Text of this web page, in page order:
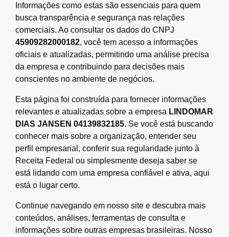
Informações como estas são essenciais para quem
busca transparência e segurança nas relações
comerciais. Ao consultar os dados do CNPJ
45909282000182, você tem acesso a informações
oficiais e atualizadas, permitindo uma análise precisa
da empresa e contribuindo para decisões mais
conscientes no ambiente de negócios.
Esta página foi construída para fornecer informações
relevantes e atualizadas sobre a empresa LINDOMAR
DIAS JANSEN 04139832185. Se você está buscando
conhecer mais sobre a organização, entender seu
perfil empresarial, conferir sua regularidade junto à
Receita Federal ou simplesmente deseja saber se
está lidando com uma empresa confiável e ativa, aqui
está o lugar certo.
Continue navegando em nosso site e descubra mais
conteúdos, análises, ferramentas de consulta e
informações sobre outras empresas brasileiras. Nosso